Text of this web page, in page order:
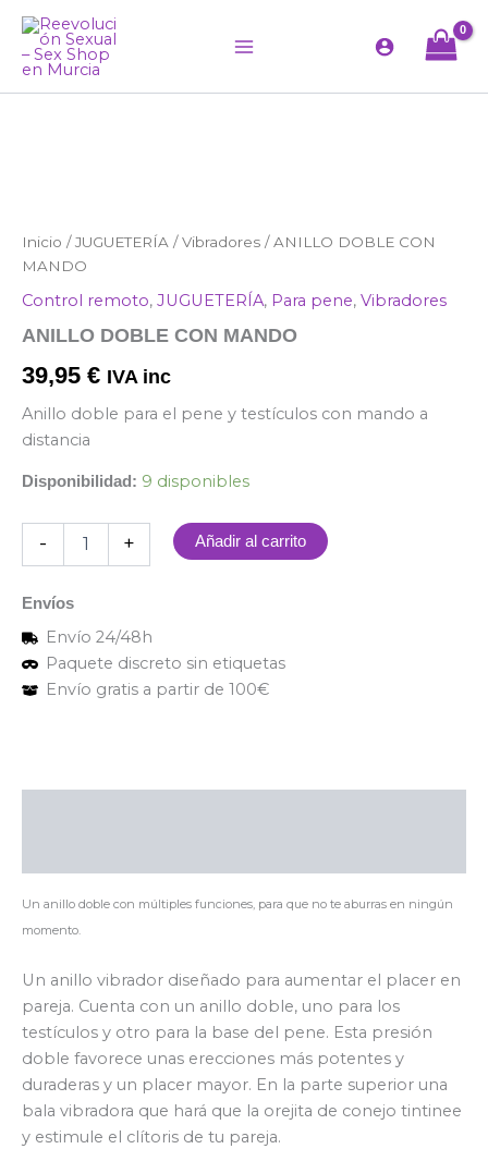
contenido
Inicio /JUGUETERÍA /Vibradores / ANILLO DOBLE CON
MANDO
Control remoto, JUGUETERÍA, Para pene, Vibradores
ANILLO DOBLE CON MANDO
39,95 € IVA inc
Anillo doble para el pene y testículos con mando a
distancia
Disponibilidad: 9 disponibles
-
ANILLO
DOBLE
MANDO
cantidad
+ Añadir al carrito
Envíos
Envío 24/48h
Paquete discreto sin etiquetas
Envío gratis a partir de 100€
Un anillo doble con múltiples funciones, para que no te aburras en ningún
momento.
Un anillo vibrador diseñado para aumentar el placer en
pareja. Cuenta con un anillo doble, uno para los
testículos y otro para la base del pene. Esta presión
doble favorece unas erecciones más potentes y
duraderas y un placer mayor. En la parte superior una
bala vibradora que hará que la orejita de conejo tintinee
y estimule el clítoris de tu pareja.